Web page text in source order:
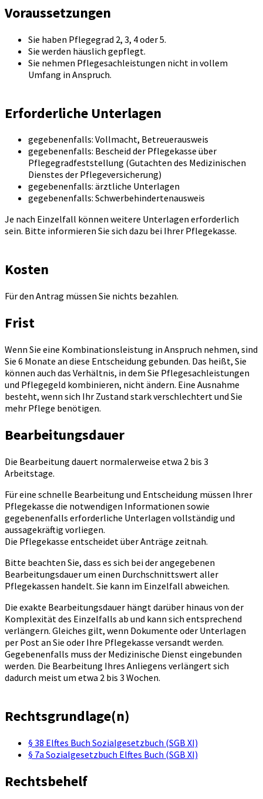
Voraussetzungen
Sie haben Pflegegrad 2, 3, 4 oder 5.
Sie werden häuslich gepflegt.
Sie nehmen Pflegesachleistungen nicht in vollem
Umfang in Anspruch.
Erforderliche Unterlagen
gegebenenfalls: Vollmacht, Betreuerausweis
gegebenenfalls: Bescheid der Pflegekasse über
Pflegegradfeststellung (Gutachten des Medizinischen
Dienstes der Pflegeversicherung)
gegebenenfalls: ärztliche Unterlagen
gegebenenfalls: Schwerbehindertenausweis
Je nach Einzelfall können weitere Unterlagen erforderlich
sein. Bitte informieren Sie sich dazu bei Ihrer Pflegekasse.
Kosten
Für den Antrag müssen Sie nichts bezahlen.
Frist
Wenn Sie eine Kombinationsleistung in Anspruch nehmen, sind
Sie 6 Monate an diese Entscheidung gebunden. Das heißt, Sie
können auch das Verhältnis, in dem Sie Pflegesachleistungen
und Pflegegeld kombinieren, nicht ändern. Eine Ausnahme
besteht, wenn sich Ihr Zustand stark verschlechtert und Sie
mehr Pflege benötigen.
Bearbeitungsdauer
Die Bearbeitung dauert normalerweise etwa 2 bis 3
Arbeitstage.
Für eine schnelle Bearbeitung und Entscheidung müssen Ihrer
Pflegekasse die notwendigen Informationen sowie
gegebenenfalls erforderliche Unterlagen vollständig und
aussagekräftig vorliegen.
Die Pflegekasse entscheidet über Anträge zeitnah.
Bitte beachten Sie, dass es sich bei der angegebenen
Bearbeitungsdauer um einen Durchschnittswert aller
Pflegekassen handelt. Sie kann im Einzelfall abweichen.
Die exakte Bearbeitungsdauer hängt darüber hinaus von der
Komplexität des Einzelfalls ab und kann sich entsprechend
verlängern. Gleiches gilt, wenn Dokumente oder Unterlagen
per Post an Sie oder Ihre Pflegekasse versandt werden.
Gegebenenfalls muss der Medizinische Dienst eingebunden
werden. Die Bearbeitung Ihres Anliegens verlängert sich
dadurch meist um etwa 2 bis 3 Wochen.
Rechtsgrundlage(n)
§ 38 Elftes Buch Sozialgesetzbuch (SGB XI)
§ 7a Sozialgesetzbuch Elftes Buch (SGB XI)
Rechtsbehelf